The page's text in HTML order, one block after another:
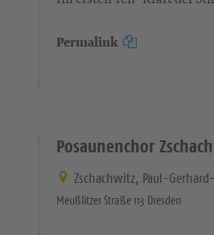
Permalink
Posaunenchor
Zschachwitz, Paul-
Meußlitzer Straße 113 Dresden